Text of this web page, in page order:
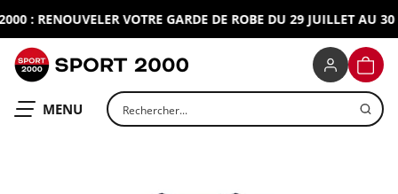
: RENOUVELER VOTRE GARDE DE ROBE DU 29 JUILLET AU 30
OUVRIR LE
MENU Rechercher un produit